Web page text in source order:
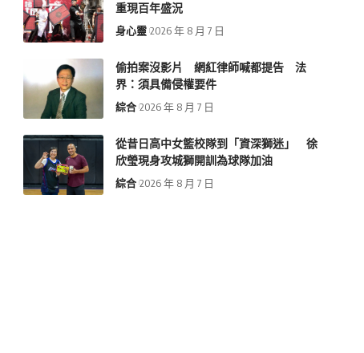
重現百年盛況
身心靈 2026 年 8 月 7 日
偷拍案沒影片 網紅律師喊都提告 法
界：須具備侵權要件
綜合 2026 年 8 月 7 日
從昔日高中女籃校隊到「資深獅迷」 徐
欣瑩現身攻城獅開訓為球隊加油
綜合 2026 年 8 月 7 日